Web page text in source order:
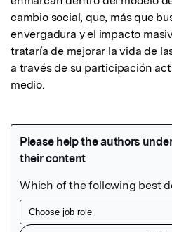
cambio social, que, más que
envergadura y el impacto
trataría de mejorar la vida de
a través de su participación
medio.